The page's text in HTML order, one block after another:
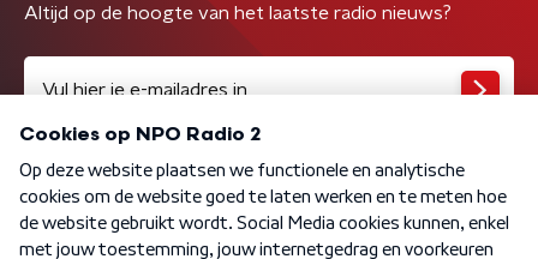
Altijd op de hoogte van het laatste radio nieuws?
Algemene voorwaarden